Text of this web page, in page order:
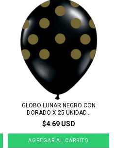
GLOBO LUNAR NEGRO CON
DORADO X 25 UNIDAD...
$4.69 USD